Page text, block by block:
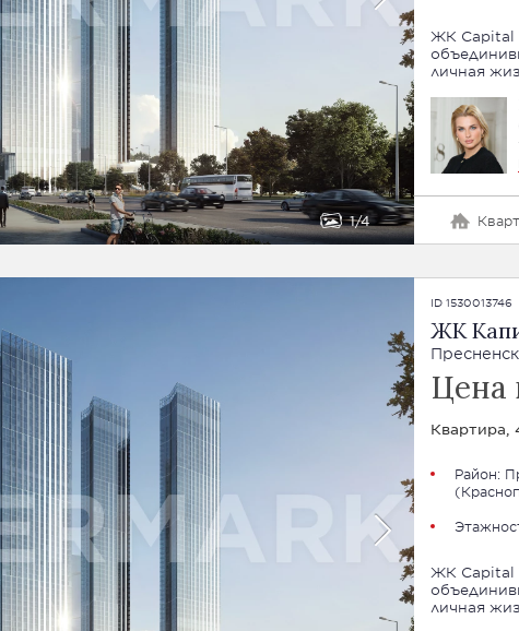
1 4
ЖК Capital
личная
ID 1530013746
ЖК
Цена
Квартира,
Район:
(
ЖК Capital
личная